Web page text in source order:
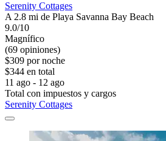
Serenity Cottages
A 2.8 mi de Playa Savanna Bay Beach
9.0/10
Magnífico
(69 opiniones)
$309 por noche
$344 en total
11 ago - 12 ago
Total con impuestos y cargos
Serenity Cottages